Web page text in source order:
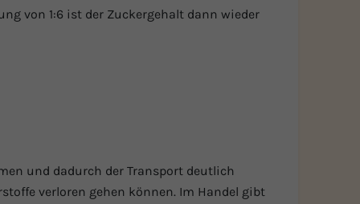
von 1:6 ist der Zuckergehalt dann wieder
und dadurch der Transport deutlich
verloren gehen können. Im Handel gibt